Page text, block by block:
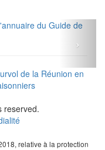
du Guide de
de la Réunion en
reserved.
relative à la protection